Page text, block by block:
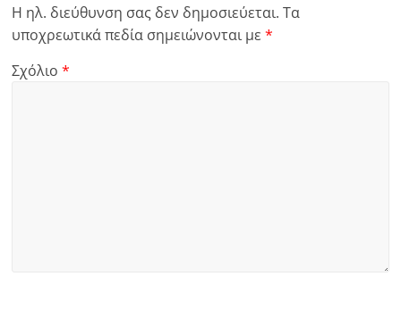
Η ηλ. διεύθυνση σας δεν δημοσιεύεται. Τα
υποχρεωτικά πεδία σημειώνονται με*
Σχόλιο*